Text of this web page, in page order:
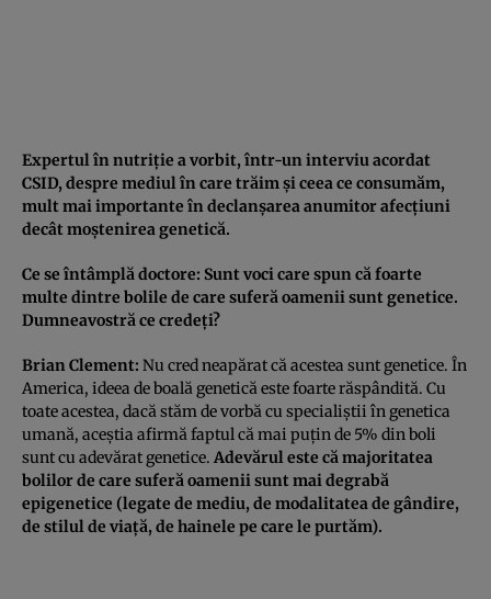
Expertul în nutriţie a vorbit, într-un interviu acordat
CSID, despre mediul în care trăim şi ceea ce consumăm,
mult mai importante în declanşarea anumitor afecţiuni
decât moştenirea genetică.
Ce se întâmplă doctore: Sunt voci care spun că foarte
multe dintre bolile de care suferă oamenii sunt genetice.
Dumneavostră ce credeţi?
Brian Clement: Nu cred neapărat că acestea sunt genetice. În
America, ideea de boală genetică este foarte răspândită. Cu
toate acestea, dacă stăm de vorbă cu specialiştii în genetica
umană, aceştia afirmă faptul că mai puţin de 5% din boli
sunt cu adevărat genetice. Adevărul este că majoritatea
bolilor de care suferă oamenii sunt mai degrabă
epigenetice (legate de mediu, de modalitatea de gândire,
de stilul de viaţă, de hainele pe care le purtăm).